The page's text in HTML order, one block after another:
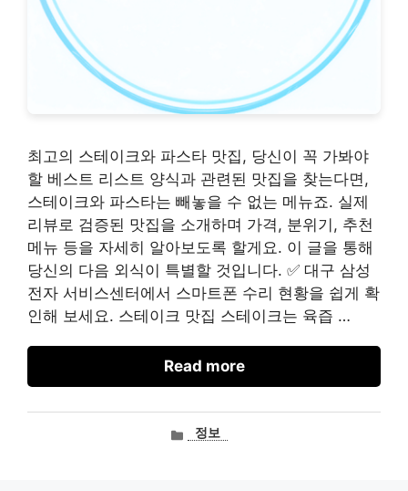
최고의 스테이크와 파스타 맛집, 당신이 꼭 가봐야
할 베스트 리스트 양식과 관련된 맛집을 찾는다면,
스테이크와 파스타는 빼놓을 수 없는 메뉴죠. 실제
리뷰로 검증된 맛집을 소개하며 가격, 분위기, 추천
메뉴 등을 자세히 알아보도록 할게요. 이 글을 통해
당신의 다음 외식이 특별할 것입니다. ✅ 대구 삼성
전자 서비스센터에서 스마트폰 수리 현황을 쉽게 확
인해 보세요. 스테이크 맛집 스테이크는 육즙 …
Read more
카정보